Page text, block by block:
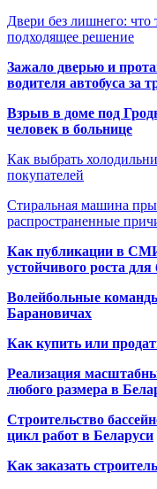
Двери без лишнего:
подходящее решение
Зажало дверью и
водителя автобуса за
Взрыв в доме под
человек в больнице
Как выбрать
покупателей
Стиральная машина
распространенные
Как публикации в
устойчивого роста для
Волейбольные
Барановичах
Как купить или
Реализация
любого размера в
Строительство
цикл работ в Беларуси
Как заказать